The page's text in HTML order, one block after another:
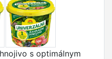
s optimálnym